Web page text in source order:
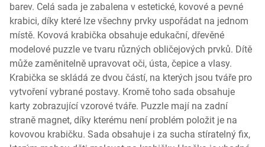
barev. Celá sada je zabalena v estetické, kovové a pevné
krabici, díky které lze všechny prvky uspořádat na jednom
místě. Kovová krabička obsahuje edukační, dřevěné
modelové puzzle ve tvaru různých obličejových prvků. Dítě
může zaměnitelně upravovat oči, ústa, čepice a vlasy.
Krabička se skládá ze dvou částí, na kterých jsou tváře pro
vytvoření vybrané postavy. Kromě toho sada obsahuje
karty zobrazující vzorové tváře. Puzzle mají na zadní
straně magnet, díky kterému není problém položit je na
kovovou krabičku. Sada obsahuje i za sucha stíratelný fix,